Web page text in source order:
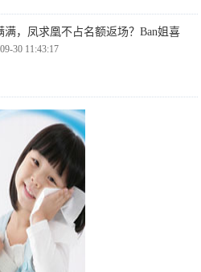
满，凤求凰不占名额返场？Ban姐喜
30 11:43:17